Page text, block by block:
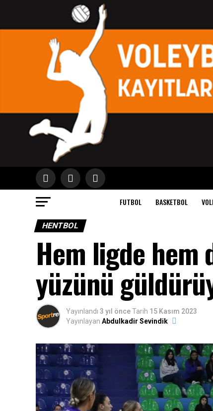
FUTBOL BASKETBOL
HENTBOL
Hem ligde hem
yüzünü
Yayınlandı 3 yıl önceTarih 15 Kasım 2023
Yayınlayan Abdulkadir Sevindik